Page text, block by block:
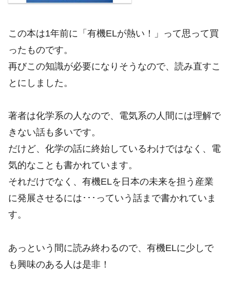
この本は1年前に「有機ELが熱い！」って思って買
ったものです。
再びこの知識が必要になりそうなので、読み直すこ
とにしました。
著者は化学系の人なので、電気系の人間には理解で
きない話も多いです。
だけど、化学の話に終始しているわけではなく、電
気的なことも書かれています。
それだけでなく、有機ELを日本の未来を担う産業
に発展させるには･･･っていう話まで書かれていま
す。
あっという間に読み終わるので、有機ELに少しで
も興味のある人は是非！